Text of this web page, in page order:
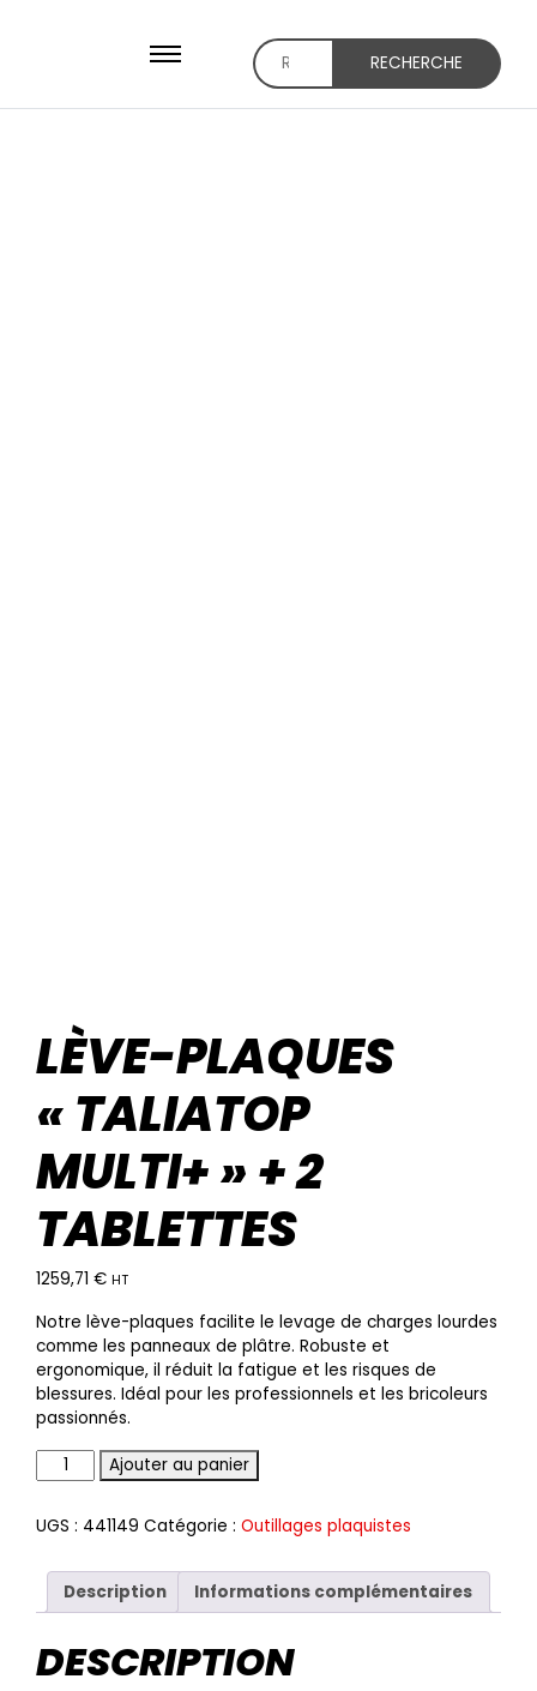
Recherche
RECHERCHE
LÈVE-PLAQUES
« TALIATOP
MULTI+ » + 2
TABLETTES
1259,71 € HT
Notre lève-plaques facilite le levage de charges lourdes
comme les panneaux de plâtre. Robuste et
ergonomique, il réduit la fatigue et les risques de
blessures. Idéal pour les professionnels et les bricoleurs
passionnés.
Quantité
Ajouter au panier
UGS : 441149 Catégorie : Outillages plaquistes
Description Informations complémentaires
DESCRIPTION